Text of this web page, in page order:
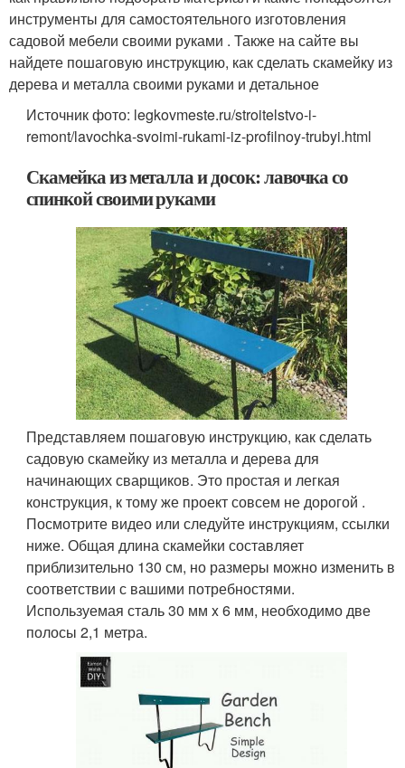
инструменты для самостоятельного изготовления
садовой мебели своими руками . Также на сайте вы
найдете пошаговую инструкцию, как сделать скамейку из
дерева и металла своими руками и детальное
Источник фото: legkovmeste.ru/stroitelstvo-i-
remont/lavochka-svoimi-rukami-iz-profilnoy-trubyi.html
Скамейка из металла и досок: лавочка со
спинкой своими руками
Представляем пошаговую инструкцию, как сделать
садовую скамейку из металла и дерева для
начинающих сварщиков. Это простая и легкая
конструкция, к тому же проект совсем не дорогой .
Посмотрите видео или следуйте инструкциям, ссылки
ниже. Общая длина скамейки составляет
приблизительно 130 см, но размеры можно изменить в
соответствии с вашими потребностями.
Используемая сталь 30 мм x 6 мм, необходимо две
полосы 2,1 метра.